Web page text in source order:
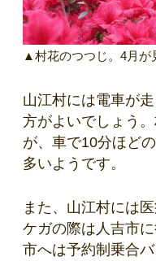
▲村花のつつじ。4月が
山江村には電車が
方がよいでしょう
が、車で10分ほど
多いようです。
また、山江村には
ケガの際は人吉市
市へは予約制乗合